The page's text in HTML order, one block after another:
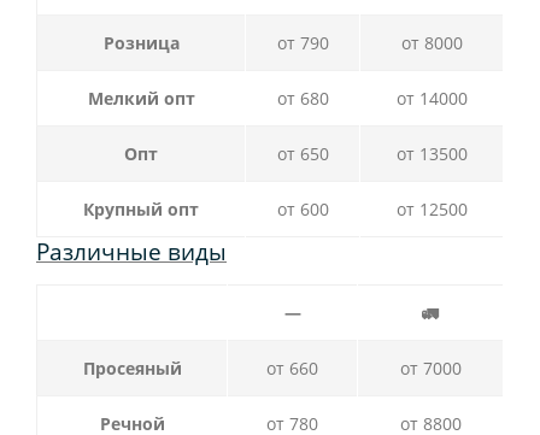
Розница от 790 от 8000
Мелкий опт от 680 от 14000
Опт от 650 от 13500
Крупный опт от 600 от 12500
Различные виды
— 🚛
Просеяный от 660 от 7000
Речной от 780 от 8800